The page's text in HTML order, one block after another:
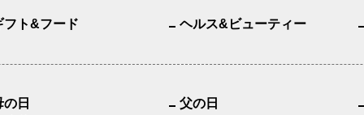
フト&フード ヘルス&ビューティー
の日
父の日